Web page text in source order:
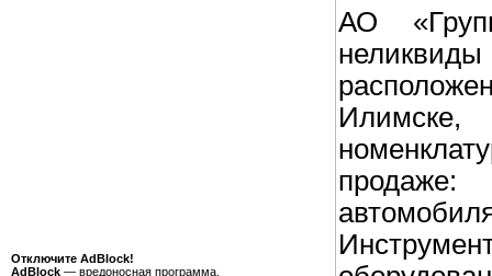
Отключите AdBlock!
AdBlock — вредоносная программа,
АО
продаже: